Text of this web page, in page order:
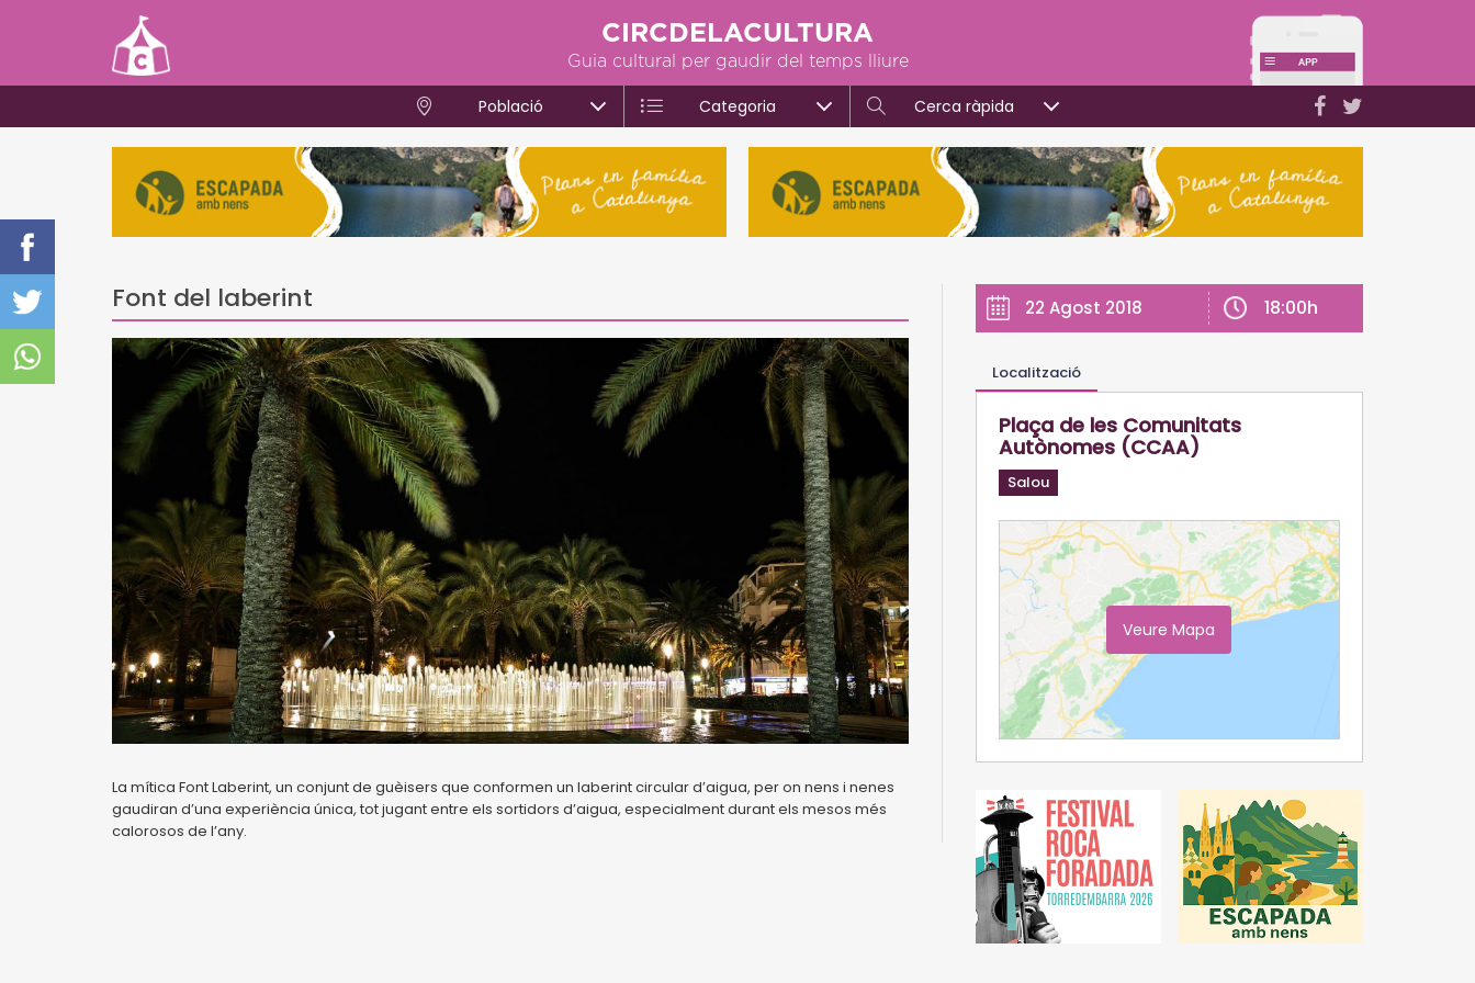
CIRCDELACULTURA
Guia cultural per gaudir del temps lliure
Població Categoria Cerca ràpida
Font del laberint
La mítica Font Laberint, un conjunt de guèisers que conformen un laberint circular d’aigua, per on nens i nenes
gaudiran d’una experiència única, tot jugant entre els sortidors d’aigua, especialment durant els mesos més
calorosos de l’any.
22 Agost 2018 18:00h
Localització
Plaça de les Comunitats
Autònomes (CCAA)
Salou
Veure Mapa